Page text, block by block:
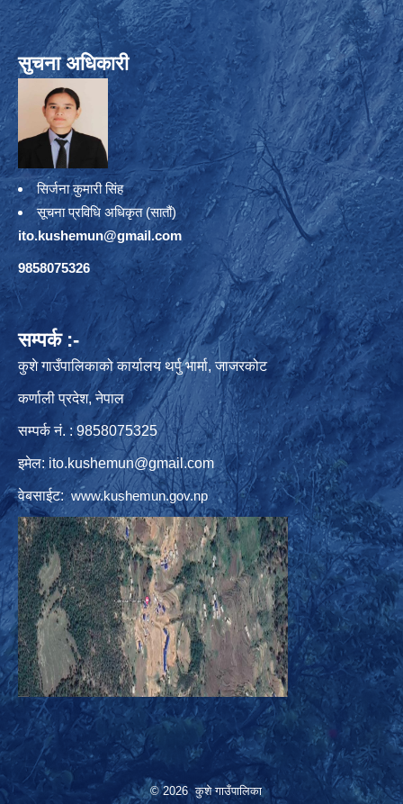
सुचना अधिकारी
सिर्जना कुमारी सिंह
सूचना प्रविधि अधिकृत (सातौं)
ito.kushemun@gmail.com
9858075326
सम्पर्क :-
कुशे गाउँपालिकाको कार्यालय थर्पु भार्मा, जाजरकोट
कर्णाली प्रदेश, नेपाल
सम्पर्क नं. : 9858075325
इमेल: ito.kushemun@gmail.com
वेबसाईट:www.kushemun.gov.np
© 2026 कुशे गाउँपालिका